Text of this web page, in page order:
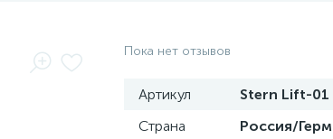
Пока нет отзывов
Артикул
Stern Lift-01
Страна
Россия/